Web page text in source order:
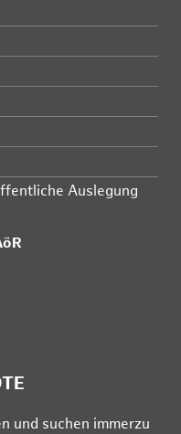
Auslegung
und su­chen im­mer­zu